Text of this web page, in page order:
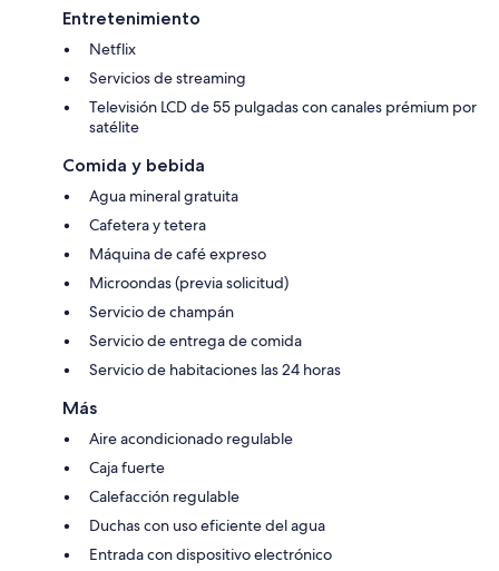
Entretenimiento
Netflix
Servicios de streaming
Televisión LCD de 55 pulgadas con canales prémium por
satélite
Comida y bebida
Agua mineral gratuita
Cafetera y tetera
Máquina de café expreso
Microondas (previa solicitud)
Servicio de champán
Servicio de entrega de comida
Servicio de habitaciones las 24 horas
Más
Aire acondicionado regulable
Caja fuerte
Calefacción regulable
Duchas con uso eficiente del agua
Entrada con dispositivo electrónico